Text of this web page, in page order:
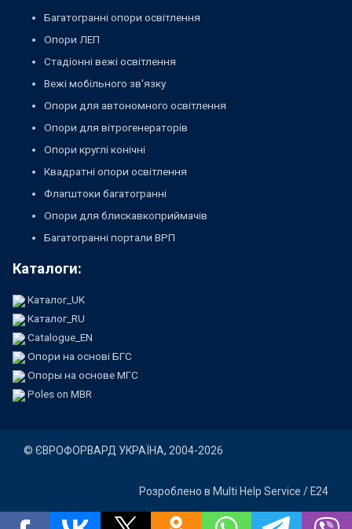
Багатогранні опори освітлення
Опори ЛЕП
Стадіонні вежі освітлення
Вежі мобільного зв'язку
Опори для автономного освітлення
Опори для вітрогенераторів
Опори круглі конічні
Квадратні опори освітлення
Флагштоки багатогранні
Опори для блискавкоприймачів
Багатогранні портали ВРП
Каталоги:
Каталог_UK
Каталог_RU
Catalogue_EN
Опори на основі БГС
Опоры на основе МГС
Poles on MBR
© ЄВРОФОРВАРД УКРАЇНА, 2004-2026
Розроблено в Multi Help Service / E24